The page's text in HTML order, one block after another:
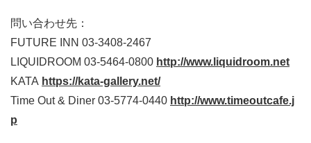
問い合わせ先：
FUTURE INN 03-3408-2467
LIQUIDROOM 03-5464-0800 http://www.liquidroom.net
KATA https://kata-gallery.net/
Time Out & Diner 03-5774-0440 http://www.timeoutcafe.j
p